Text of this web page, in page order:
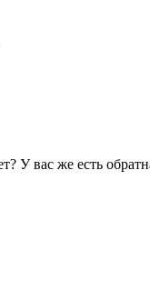
У вас же есть